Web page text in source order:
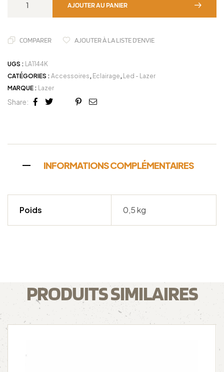
AJOUTER AU PANIER
COMPARER AJOUTER À LA LISTE D'ENVIE
UGS : LA1144K
CATÉGORIES : Accessoires, Eclairage, Led - Lazer
MARQUE : Lazer
Share:
FacebookLinkedin
Google+
INFORMATIONS COMPLÉMENTAIRES
Poids 0,5 kg
PRODUITS SIMILAIRES